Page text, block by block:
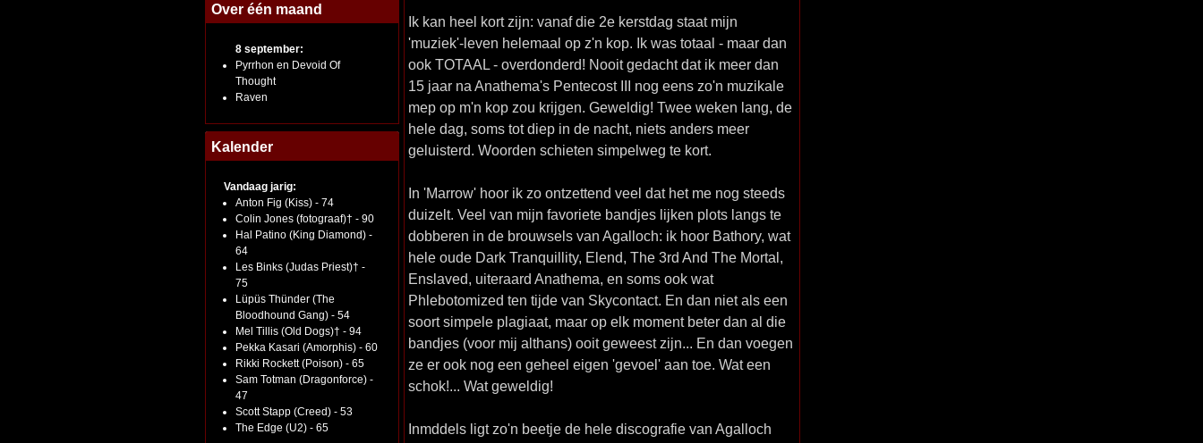
Over één maand
8 september:
Pyrrhon en Devoid Of
Thought
Raven
Kalender
Vandaag jarig:
Anton Fig (Kiss) - 74
Colin Jones (fotograaf)† - 90
Hal Patino (King Diamond) -
64
Les Binks (Judas Priest)† -
75
Lüpüs Thünder (The
Bloodhound Gang) - 54
Mel Tillis (Old Dogs)† - 94
Pekka Kasari (Amorphis) - 60
Rikki Rockett (Poison) - 65
Sam Totman (Dragonforce) -
47
Scott Stapp (Creed) - 53
The Edge (U2) - 65
Ik kan heel kort zijn: vanaf die 2e kerstdag staat mijn
'muziek'-leven helemaal op z'n kop. Ik was totaal - maar dan
ook TOTAAL - overdonderd! Nooit gedacht dat ik meer dan
15 jaar na Anathema's Pentecost III nog eens zo'n muzikale
mep op m'n kop zou krijgen. Geweldig! Twee weken lang, de
hele dag, soms tot diep in de nacht, niets anders meer
geluisterd. Woorden schieten simpelweg te kort.
In 'Marrow' hoor ik zo ontzettend veel dat het me nog steeds
duizelt. Veel van mijn favoriete bandjes lijken plots langs te
dobberen in de brouwsels van Agalloch: ik hoor Bathory, wat
hele oude Dark Tranquillity, Elend, The 3rd And The Mortal,
Enslaved, uiteraard Anathema, en soms ook wat
Phlebotomized ten tijde van Skycontact. En dan niet als een
soort simpele plagiaat, maar op elk moment beter dan al die
bandjes (voor mij althans) ooit geweest zijn... En dan voegen
ze er ook nog een geheel eigen 'gevoel' aan toe. Wat een
schok!... Wat geweldig!
Inmddels ligt zo'n beetje de hele discografie van Agalloch